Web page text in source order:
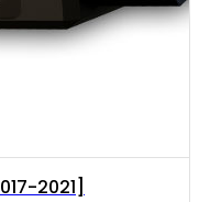
2021]